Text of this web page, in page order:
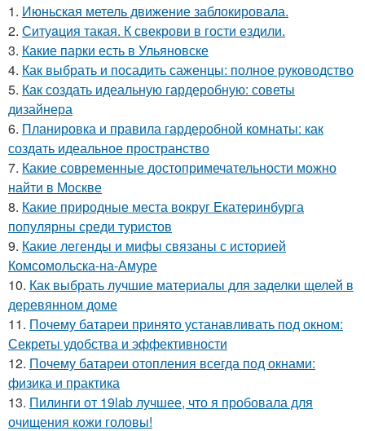
1. Июньская метель движение заблокировала.
2. Ситуaция такая. К свекрови в гости ездили.
3. Какие парки есть в Ульяновске
4. Как выбрать и посадить саженцы: полное руководство
5. Как создать идеальную гардеробную: советы
дизайнера
6. Планировка и правила гардеробной комнаты: как
создать идеальное пространство
7. Какие современные достопримечательности можно
найти в Москве
8. Какие природные места вокруг Екатеринбурга
популярны среди туристов
9. Какие легенды и мифы связаны с историей
Комсомольска-на-Амуре
10. Как выбрать лучшие материалы для заделки щелей в
деревянном доме
11. Почему батареи принято устанавливать под окном:
Секреты удобства и эффективности
12. Почему батареи отопления всегда под окнами:
физика и практика
13. Пилинги от 19lab лучшее, что я пробовала для
очищения кожи головы!